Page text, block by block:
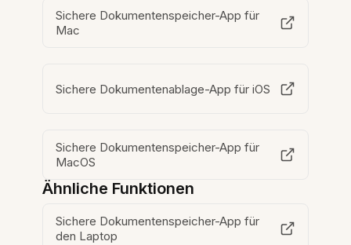
Sichere Dokumentenspeicher-App für
Mac
Sichere Dokumentenablage-App für iOS
Sichere Dokumentenspeicher-App für
MacOS
Ähnliche Funktionen
Sichere Dokumentenspeicher-App für
den Laptop